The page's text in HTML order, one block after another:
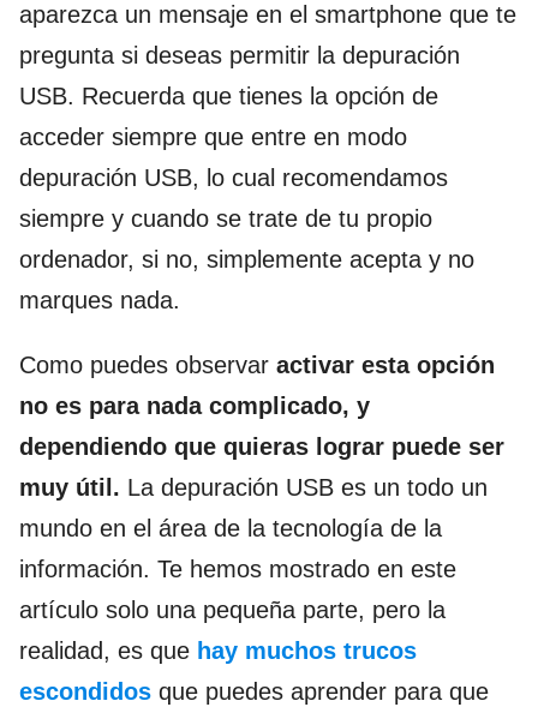
aparezca un mensaje en el smartphone que te
pregunta si deseas permitir la depuración
USB. Recuerda que tienes la opción de
acceder siempre que entre en modo
depuración USB, lo cual recomendamos
siempre y cuando se trate de tu propio
ordenador, si no, simplemente acepta y no
marques nada.
Como puedes observar activar esta opción
no es para nada complicado, y
dependiendo que quieras lograr puede ser
muy útil. La depuración USB es un todo un
mundo en el área de la tecnología de la
información. Te hemos mostrado en este
artículo solo una pequeña parte, pero la
realidad, es que hay muchos trucos
escondidos que puedes aprender para que